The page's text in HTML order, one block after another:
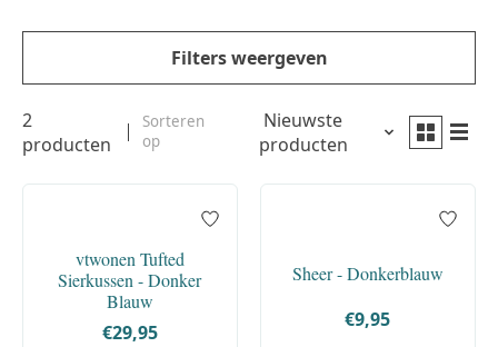
Filters weergeven
2
producten
Sorteren
op
Nieuwste
producten
vtwonen Tufted
Sierkussen - Donker
Blauw
€29,95
Sheer - Donkerblauw
€9,95